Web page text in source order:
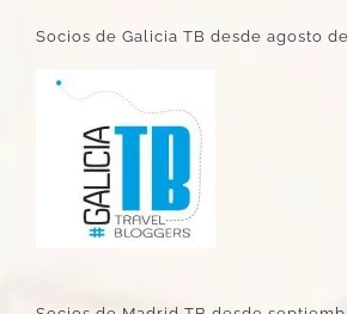
Socios de Galicia TB desde agosto